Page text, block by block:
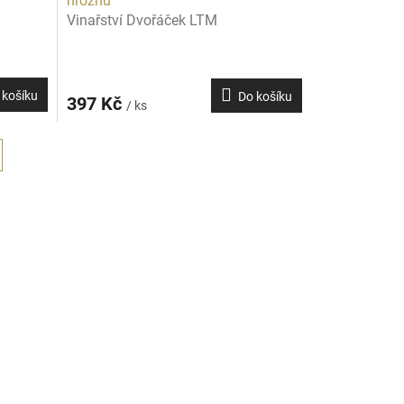
košíku
Vinařství Dvořáček LTM
397 Kč / ks
Do košíku